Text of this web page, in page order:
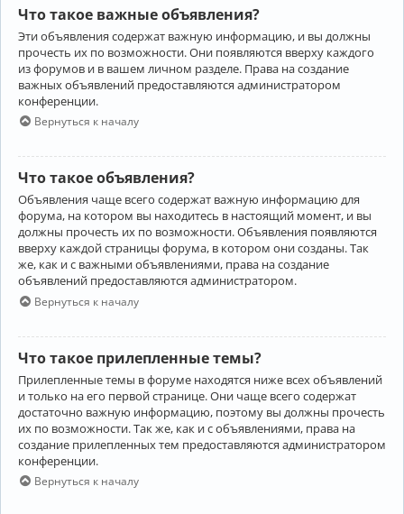
Что такое важные объявления?
Эти объявления содержат важную информацию, и вы должны
прочесть их по возможности. Они появляются вверху каждого
из форумов и в вашем личном разделе. Права на создание
важных объявлений предоставляются администратором
конференции.
Вернуться к началу
Что такое объявления?
Объявления чаще всего содержат важную информацию для
форума, на котором вы находитесь в настоящий момент, и вы
должны прочесть их по возможности. Объявления появляются
вверху каждой страницы форума, в котором они созданы. Так
же, как и с важными объявлениями, права на создание
объявлений предоставляются администратором.
Вернуться к началу
Что такое прилепленные темы?
Прилепленные темы в форуме находятся ниже всех объявлений
и только на его первой странице. Они чаще всего содержат
достаточно важную информацию, поэтому вы должны прочесть
их по возможности. Так же, как и с объявлениями, права на
создание прилепленных тем предоставляются администратором
конференции.
Вернуться к началу